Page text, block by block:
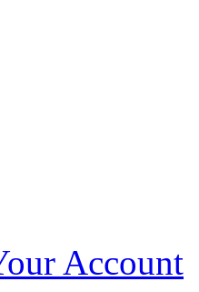
Account